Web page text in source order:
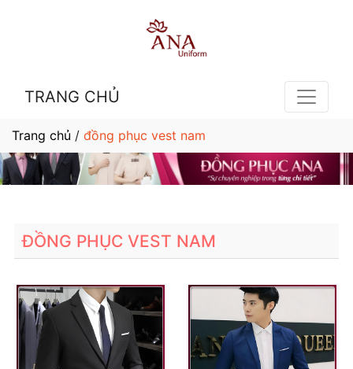
TRANG CHỦ
Trang chủ / đồng phục vest nam
ĐỒNG PHỤC VEST NAM